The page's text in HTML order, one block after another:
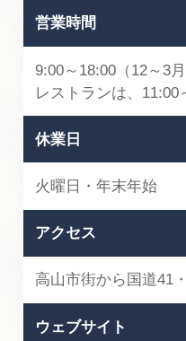
営業時間
9:00～18:00（12～3月
レストランは、11:00
休業日
火曜日・年末年始
アクセス
高山市街から国道41
ウェブサイト